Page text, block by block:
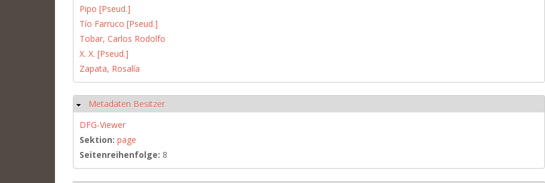
Pipo [Pseud.]
Tío Farruco [Pseud.]
Tobar, Carlos Rodolfo
X. X. [Pseud.]
Zapata, Rosalía
Ausblenden
Metadaten Besitzer
DFG-Viewer
Sektion: page
Seitenreihenfolge: 8